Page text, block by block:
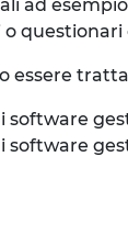
ad
essere
software
software